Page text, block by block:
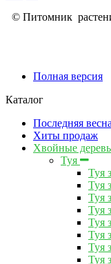
© Питомник
Полная версия
Каталог
Последняя
Хиты продаж
Хвойные
Туя
Туя
Туя
Туя
Туя
Туя
Туя
Туя
Туя